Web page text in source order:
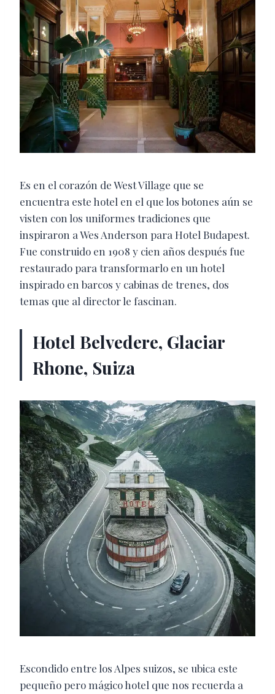
Es en el corazón de West Village que se
encuentra este hotel en el que los botones aún se
visten con los uniformes tradiciones que
inspiraron a Wes Anderson para Hotel Budapest.
Fue construido en 1908 y cien años después fue
restaurado para transformarlo en un hotel
inspirado en barcos y cabinas de trenes, dos
temas que al director le fascinan.
Hotel Belvedere, Glaciar
Rhone, Suiza
Escondido entre los Alpes suizos, se ubica este
pequeño pero mágico hotel que nos recuerda a